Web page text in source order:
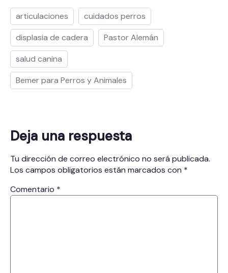
articulaciones
cuidados perros
displasia de cadera
Pastor Alemán
salud canina
Bemer para Perros y Animales
Deja una respuesta
Tu dirección de correo electrónico no será publicada.
Los campos obligatorios están marcados con *
Comentario *